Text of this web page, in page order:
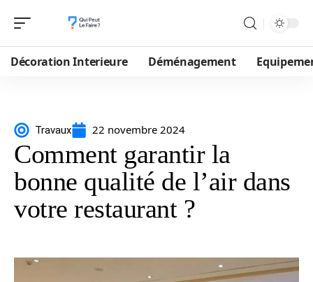
Décoration Interieure Déménagement
Travaux 22 novembre 2024
Comment garantir la
bonne qualité de l’air dans
votre restaurant ?